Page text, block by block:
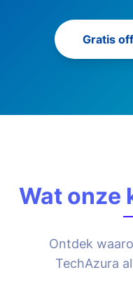
Gratis
Wat onze
Ontdek
TechAzura